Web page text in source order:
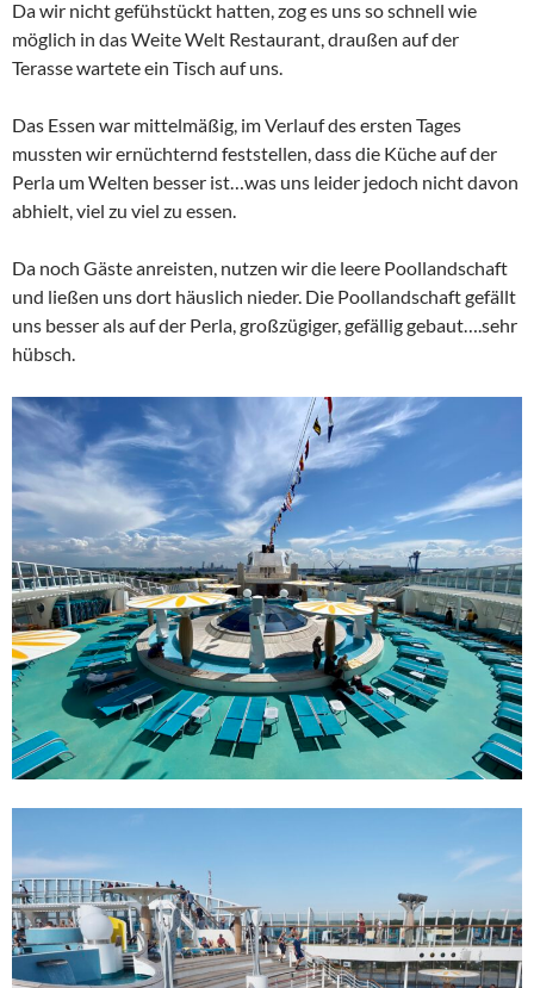
Da wir nicht gefühstückt hatten, zog es uns so schnell wie
möglich in das Weite Welt Restaurant, draußen auf der
Terasse wartete ein Tisch auf uns.
Das Essen war mittelmäßig, im Verlauf des ersten Tages
mussten wir ernüchternd feststellen, dass die Küche auf der
Perla um Welten besser ist…was uns leider jedoch nicht davon
abhielt, viel zu viel zu essen.
Da noch Gäste anreisten, nutzen wir die leere Poollandschaft
und ließen uns dort häuslich nieder. Die Poollandschaft gefällt
uns besser als auf der Perla, großzügiger, gefällig gebaut….sehr
hübsch.